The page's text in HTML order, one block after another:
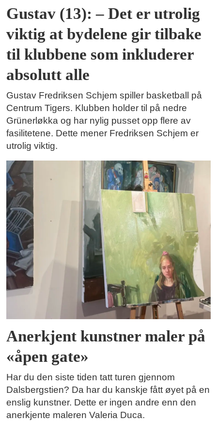
Gustav (13): – Det er utrolig
viktig at bydelene gir tilbake
til klubbene som inkluderer
absolutt alle
Gustav Fredriksen Schjem spiller basketball på
Centrum Tigers. Klubben holder til på nedre
Grünerløkka og har nylig pusset opp flere av
fasilitetene. Dette mener Fredriksen Schjem er
utrolig viktig.
Anerkjent kunstner maler på
«åpen gate»
Har du den siste tiden tatt turen gjennom
Dalsbergstien? Da har du kanskje fått øyet på en
enslig kunstner. Dette er ingen andre enn den
anerkjente maleren Valeria Duca.